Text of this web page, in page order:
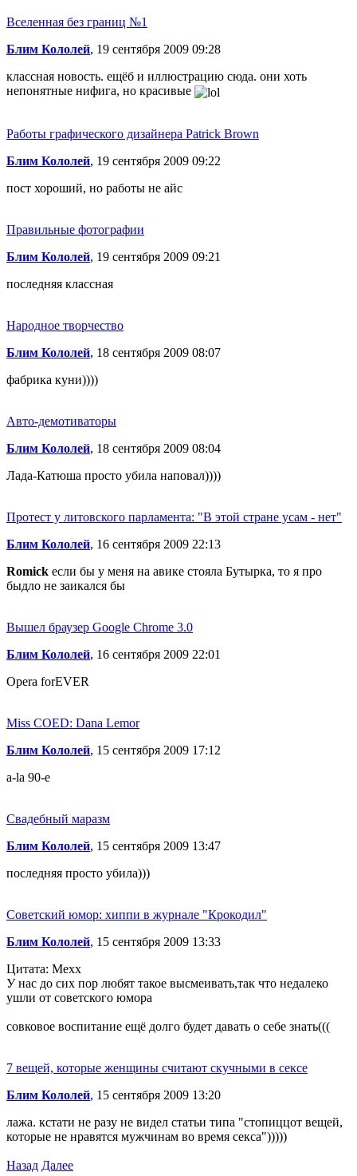
Вселенная без границ №1
Блим Кололей, 19 сентября 2009 09:28
классная новость. ещёб и иллюстрацию сюда. они хоть
непонятные нифига, но красивые
Работы графического дизайнера Patrick Brown
Блим Кололей, 19 сентября 2009 09:22
пост хороший, но работы не айс
Правильные фотографии
Блим Кололей, 19 сентября 2009 09:21
последняя классная
Народное творчество
Блим Кололей, 18 сентября 2009 08:07
фабрика куни))))
Авто-демотиваторы
Блим Кололей, 18 сентября 2009 08:04
Лада-Катюша просто убила наповал))))
Протест у литовского парламента: "В этой стране усам - нет"
Блим Кололей, 16 сентября 2009 22:13
Romick если бы у меня на авике стояла Бутырка, то я про
быдло не заикался бы
Вышел браузер Google Chrome 3.0
Блим Кололей, 16 сентября 2009 22:01
Opera forEVER
Miss COED: Dana Lemor
Блим Кололей, 15 сентября 2009 17:12
a-la 90-е
Свадебный маразм
Блим Кололей, 15 сентября 2009 13:47
последняя просто убила)))
Советский юмор: хиппи в журнале "Крокодил"
Блим Кололей, 15 сентября 2009 13:33
Цитата: Mexx
У нас до сих пор любят такое высмеивать,так что недалеко
ушли от советского юмора
совковое воспитание ещё долго будет давать о себе знать(((
7 вещей, которые женщины считают скучными в сексе
Блим Кололей, 15 сентября 2009 13:20
лажа. кстати не разу не видел статьи типа "стопиццот вещей,
которые не нравятся мужчинам во время секса")))))
Назад Далее